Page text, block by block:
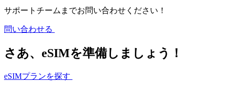
サポートチームまでお問い合わせください！
問い合わせる
さあ、eSIMを準備しましょう！
eSIMプランを探す